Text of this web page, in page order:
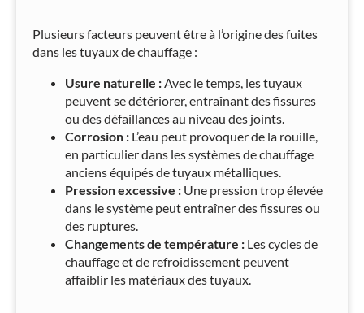
Plusieurs facteurs peuvent être à l’origine des fuites
dans les tuyaux de chauffage :
Usure naturelle : Avec le temps, les tuyaux
peuvent se détériorer, entraînant des fissures
ou des défaillances au niveau des joints.
Corrosion : L’eau peut provoquer de la rouille,
en particulier dans les systèmes de chauffage
anciens équipés de tuyaux métalliques.
Pression excessive : Une pression trop élevée
dans le système peut entraîner des fissures ou
des ruptures.
Changements de température : Les cycles de
chauffage et de refroidissement peuvent
affaiblir les matériaux des tuyaux.